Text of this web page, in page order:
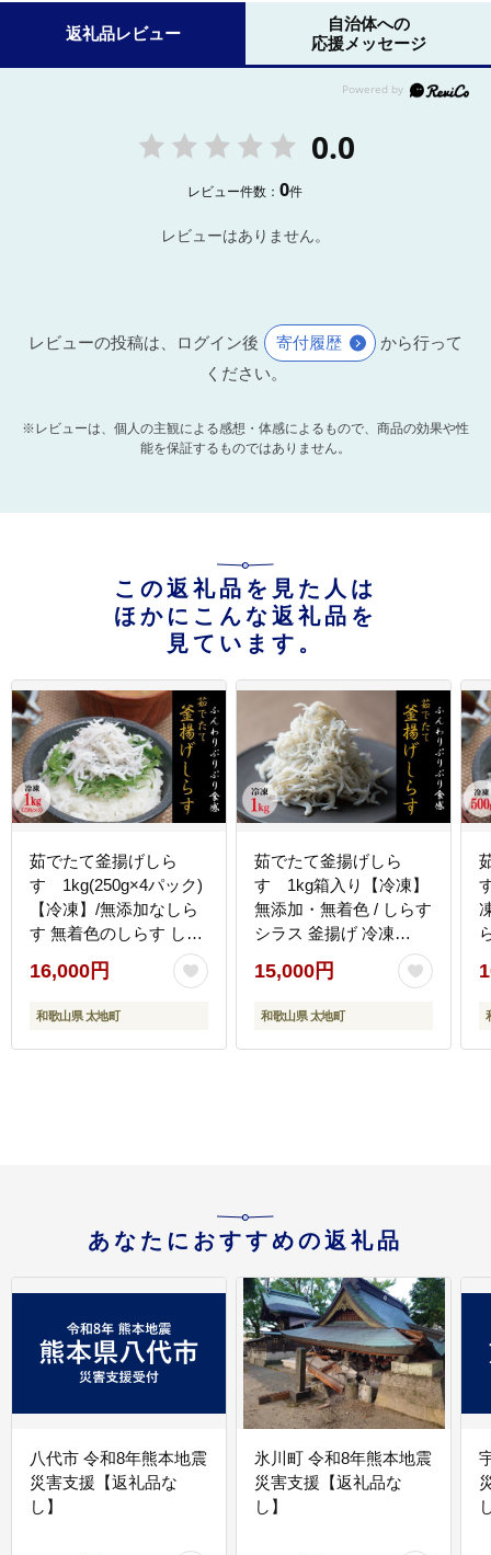
返礼品レビュー
自治体への
応援メッセージ
0.0
レビュー件数：0件
レビューはありません。
レビューの投稿は、ログイン後 寄付履歴
から行って
ください。
※レビューは、個人の主観による感想・体感によるもので、商品の効果や性
能を保証するものではありません。
この返礼品を見た人は
ほかにこんな返礼品を
見ています。
茹でたて釜揚げしら
す 1kg(250g×4パック)
【冷凍】/無添加なしら
す 無着色のしらす しら
す シラス 釜揚げのしら
す 小分けできるしらす
冷凍のしらす
16,000円
和歌山県 太地町
茹でたて釜揚げしら
す 1kg箱入り【冷凍】
無添加・無着色 / しらす
シラス 釜揚げ 冷凍
【mar112】
15,000円
和歌山県 太地町
あなたにおすすめの返礼品
八代市 令和8年熊本地震
災害支援【返礼品な
し】
氷川町 令和8年熊本地震
災害支援【返礼品な
し】